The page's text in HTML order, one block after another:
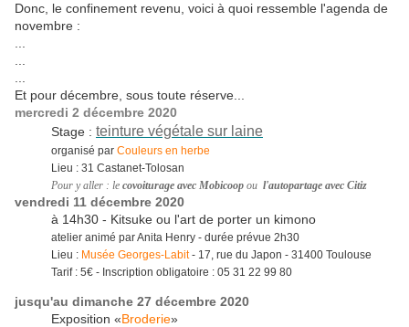
Donc, le confinement revenu, voici à quoi ressemble l'agenda de
novembre :
Et pour décembre, sous toute réserve...
mercredi 2 décembre 2020
Stage : teinture végétale sur laine
organisé par Couleurs en herbe
Lieu : 31 Castanet-Tolosan
Pour y aller : le covoiturage avec Mobicoop ou l'autopartage avec Citiz
vendredi 11 décembre 2020
à 14h30 - Kitsuke ou l'art de porter un kimono
atelier animé par Anita Henry - durée prévue 2h30
Lieu : Musée Georges-Labit- 17, rue du Japon - 31400 Toulouse
Tarif : 5€ - Inscription obligatoire : 05 31 22 99 80
jusqu'au dimanche 27 décembre 2020
Exposition «Broderie»